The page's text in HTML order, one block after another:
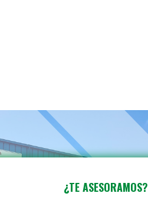
¿TE ASESORAMOS?